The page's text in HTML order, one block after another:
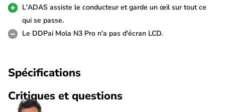
La qualité de l'image sur ce DDPai Mola N3 Pro est très bonne
grâce à l'utilisation du capteur d'image de haute qualité de
5,0MP. La résolution vidéo est de 2688×1944p en 30fps à l'avant
Les photos sont prises par l'appareil en 1600p.
La caméra arrière est reliée à la dashcam avant par un long
L'ADAS assiste le conducteur et garde un œil sur tout ce
qui se passe.
Le DDPai Mola N3 Pro n'a pas d'écran LCD.
Spécifications
Critiques et questions